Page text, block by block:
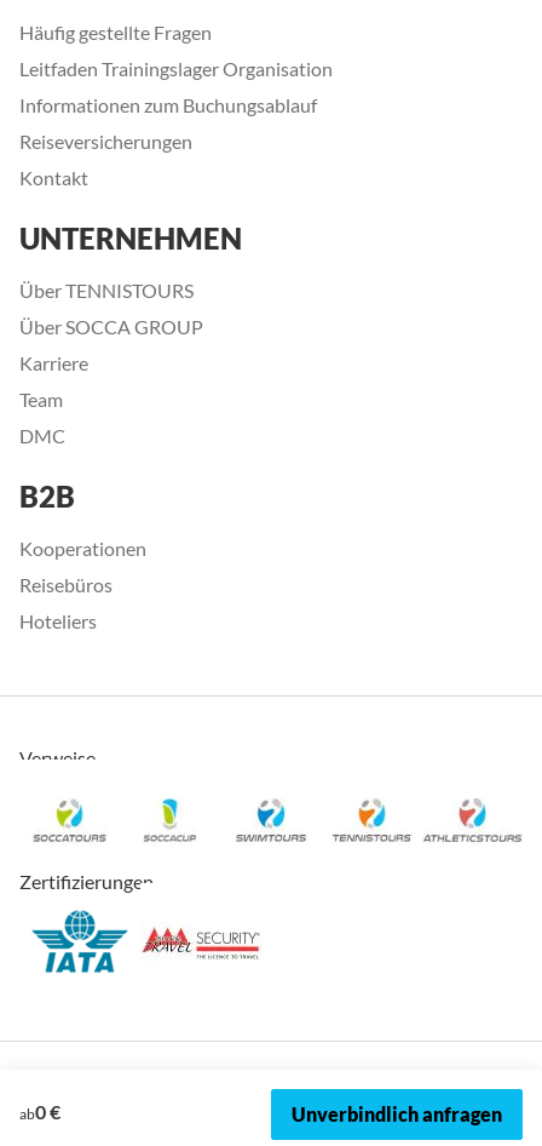
ab0 € Unverbindlich anfragen
Häufig gestellte Fragen
Leitfaden Trainingslager Organisation
Informationen zum Buchungsablauf
Reiseversicherungen
Kontakt
UNTERNEHMEN
Über TENNISTOURS
Über SOCCA GROUP
Karriere
Team
DMC
B2B
Kooperationen
Reisebüros
Hoteliers
Verweise
Zertifizierungen